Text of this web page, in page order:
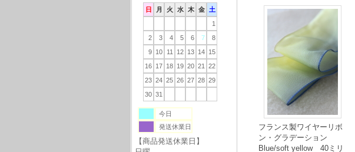
日 月 火 水 木 金
土
1
2
3 4 5 6 7
8
9 10 11 12 13 14 15
16 17 18 19 20 21
22
23 24 25 26 27 28 29
30 31
今日
発送休業日
【商品発送休業日】
フランス製ワイヤーリボ
ン・グラデーション
Blue/soft yellow 40ミリ